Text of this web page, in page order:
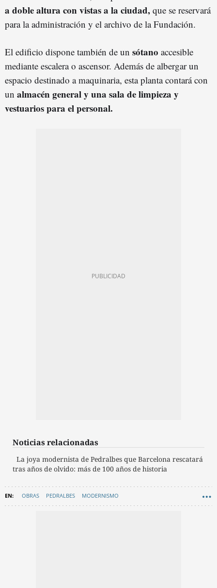
a doble altura con vistas a la ciudad, que se reservará
para la administración y el archivo de la Fundación.
El edificio dispone también de un sótano accesible
mediante escalera o ascensor. Además de albergar un
espacio destinado a maquinaria, esta planta contará con
un almacén general y una sala de limpieza y
vestuarios para el personal.
Noticias relacionadas
La joya modernista de Pedralbes que Barcelona rescatará
tras años de olvido: más de 100 años de historia
OBRAS PEDRALBES MODERNISMO